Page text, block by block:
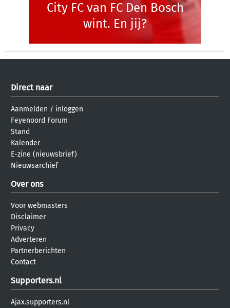
City FC van FC Den Bosch
wint. En jij?
Direct naar
Aanmelden / inloggen
Feyenoord Forum
Stand
Kalender
E-zine (nieuwsbrief)
Nieuwsarchief
Over ons
Voor webmasters
Disclaimer
Privacy
Adverteren
Partnerberichten
Contact
Supporters.nl
Ajax.supporters.nl